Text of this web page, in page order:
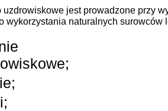
uzdrowiskowe jest prowadzone przy
wykorzystania naturalnych